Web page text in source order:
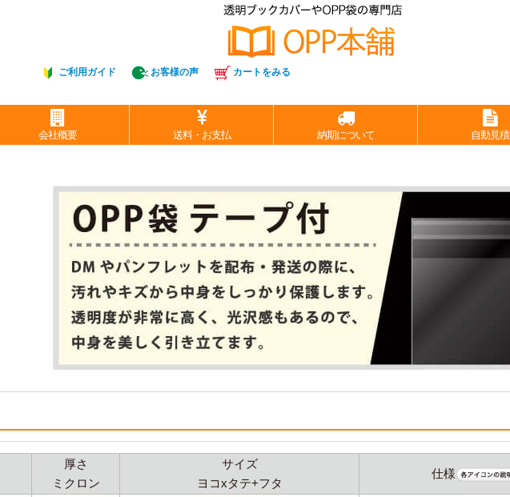
ご利用ガイド お客様の声 カートをみる
会社概要 送料・お支払 納期について 自動見積
厚さ
ミクロン
サイズ
ヨコxタテ+フタ
仕様